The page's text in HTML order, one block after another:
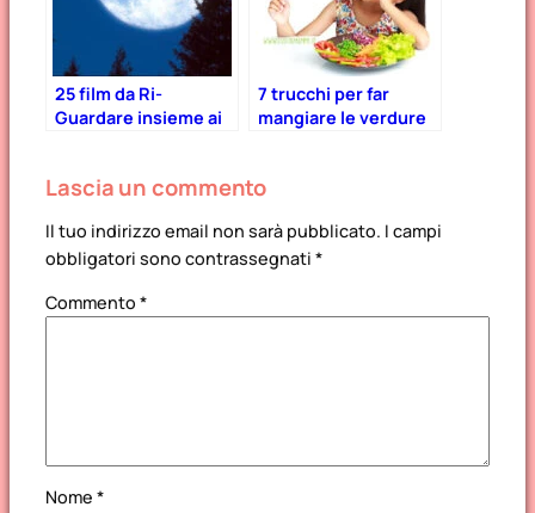
25 film da Ri-
Guardare insieme ai
7 trucchi per far
mangiare le verdure
Lascia un commento
Il tuo indirizzo email non sarà pubblicato. I campi
obbligatori sono contrassegnati *
Commento *
Nome *